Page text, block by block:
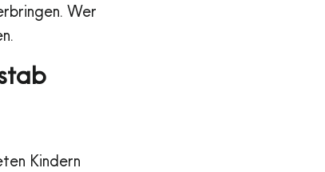
Wer
Kindern